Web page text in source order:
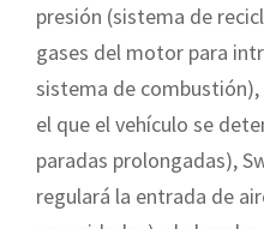
presión (sistema de
gases del motor para
sistema de
el que el vehículo se
paradas prolongadas),
regulará la entrada de